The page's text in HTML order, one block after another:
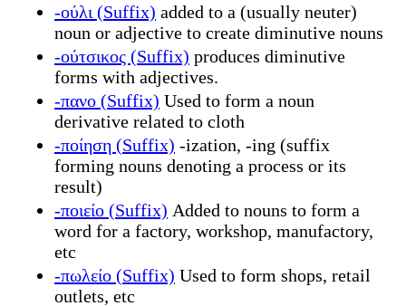
-ούλι (Suffix) added to a (usually neuter)
noun or adjective to create diminutive nouns
-ούτσικος (Suffix) produces diminutive
forms with adjectives.
-πανο (Suffix) Used to form a noun
derivative related to cloth
-ποίηση (Suffix) -ization, -ing (suffix
forming nouns denoting a process or its
result)
-ποιείο (Suffix) Added to nouns to form a
word for a factory, workshop, manufactory,
etc
-πωλείο (Suffix) Used to form shops, retail
outlets, etc